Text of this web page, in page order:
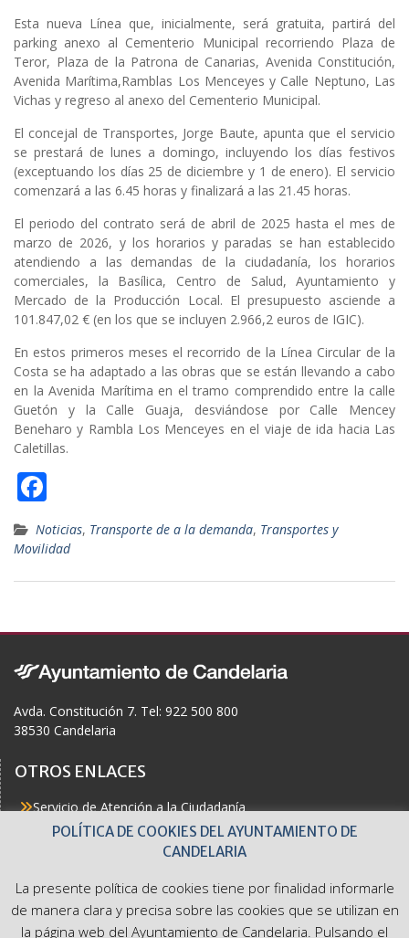
Esta nueva Línea que, inicialmente, será gratuita, partirá del
parking anexo al Cementerio Municipal recorriendo Plaza de
Teror, Plaza de la Patrona de Canarias, Avenida Constitución,
Avenida Marítima,Ramblas Los Menceyes y Calle Neptuno, Las
Vichas y regreso al anexo del Cementerio Municipal.
El concejal de Transportes, Jorge Baute, apunta que el servicio
se prestará de lunes a domingo, incluyendo los días festivos
(exceptuando los días 25 de diciembre y 1 de enero). El servicio
comenzará a las 6.45 horas y finalizará a las 21.45 horas.
El periodo del contrato será de abril de 2025 hasta el mes de
marzo de 2026, y los horarios y paradas se han establecido
atendiendo a las demandas de la ciudadanía, los horarios
comerciales, la Basílica, Centro de Salud, Ayuntamiento y
Mercado de la Producción Local. El presupuesto asciende a
101.847,02 € (en los que se incluyen 2.966,2 euros de IGIC).
En estos primeros meses el recorrido de la Línea Circular de la
Costa se ha adaptado a las obras que se están llevando a cabo
en la Avenida Marítima en el tramo comprendido entre la calle
Guetón y la Calle Guaja, desviándose por Calle Mencey
Beneharo y Rambla Los Menceyes en el viaje de ida hacia Las
Caletillas.
ac
e
b
o
k
Noticias, Transporte de a la demanda, Transportes y
Movilidad
Avda. Constitución 7. Tel: 922 500 800
38530 Candelaria
OTROS ENLACES
Servicio de Atención a la Ciudadanía
Actualidad
Buzón del Ciudadano
Accesibilidad
POLÍTICA DE COOKIES DEL AYUNTAMIENTO DE
CANDELARIA
La presente política de cookies tiene por finalidad informarle
de manera clara y precisa sobre las cookies que se utilizan en
la página web del Ayuntamiento de Candelaria. Pulsando el